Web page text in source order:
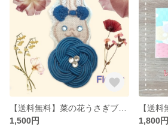
1,500円
1,800円